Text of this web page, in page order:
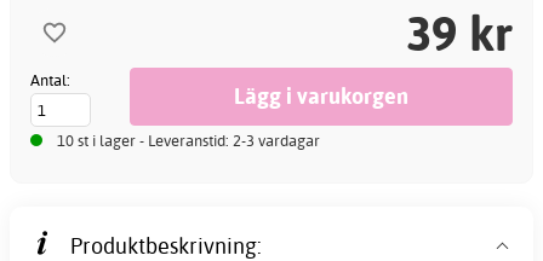
39 kr
Antal:
10 st i lager - Leveranstid: 2-3 vardagar
Produktbeskrivning: